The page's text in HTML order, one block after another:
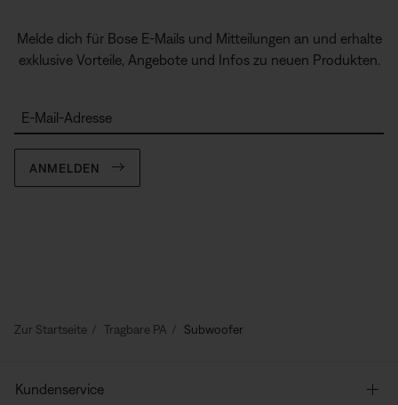
Melde dich für Bose E-Mails und Mitteilungen an und erhalte
exklusive Vorteile, Angebote und Infos zu neuen Produkten.
E-Mail-Adresse
ANMELDEN
Zur Startseite Tragbare PA Subwoofer
Kundenservice